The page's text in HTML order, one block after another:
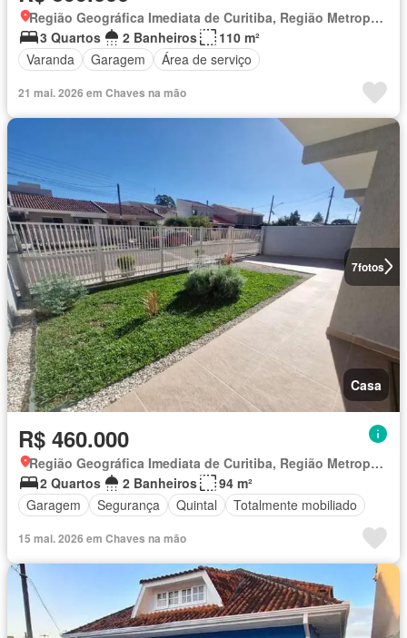
Região Geográfica Imediata de Curitiba, Região Metropolitana de Curitiba
3 Quartos
2 Banheiros
110 m²
Varanda
Garagem Área de serviço
21 mai. 2026 em Chaves na mão
7fotos
Casa
R$ 460.000
Região Geográfica Imediata de Curitiba, Região Metropolitana de Curitiba
2 Quartos
2 Banheiros
94 m²
Garagem
Segurança Quintal Totalmente mobiliado
15 mai. 2026 em Chaves na mão